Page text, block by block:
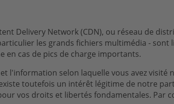
Delivery Network (CDN), ou réseau de
les grands fichiers multimédia - sont
en cas de pics de charge importants.
l'information selon laquelle vous avez
toutefois un intérêt légitime de notre
vos droits et libertés fondamentales. Par